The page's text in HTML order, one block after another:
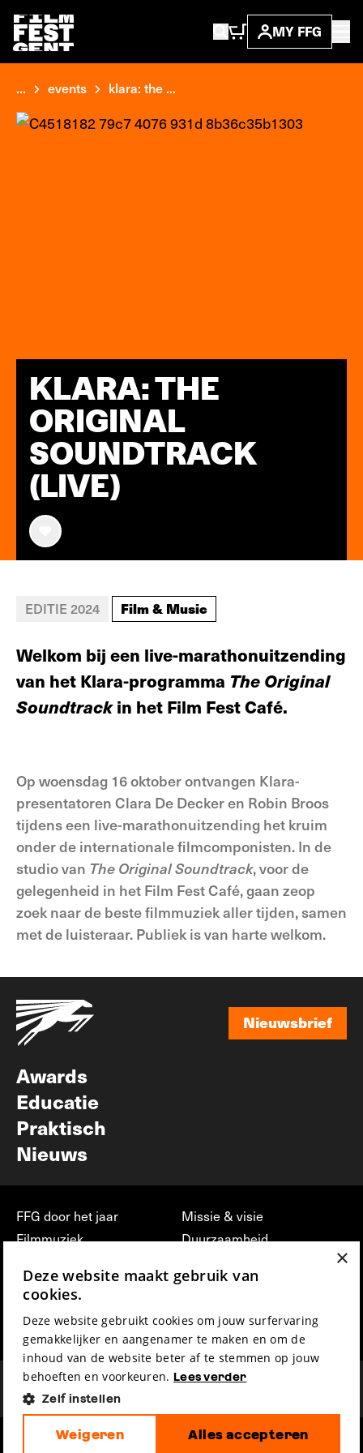
MY FFG
... events klara: the ...
KLARA: THE
ORIGINAL
SOUNDTRACK
(LIVE)
EDITIE 2024 Film & Music
Welkom bij een live-marathonuitzending
van het Klara-programma The Original
Soundtrackin het Film Fest Café.
Op woensdag 16 oktober ontvangen Klara-
presentatoren Clara De Decker en Robin Broos
tijdens een live-marathonuitzending het kruim
onder de internationale filmcomponisten. In de
studio van The Original Soundtrack, voor de
gelegenheid in het Film Fest Café, gaan zeop
zoek naar de beste filmmuziek aller tijden, samen
met de luisteraar. Publiek is van harte welkom.
Nieuwsbrief
Awards
Educatie
Praktisch
Nieuws
FFG door het jaar
Filmmuziek
Press & Industry
Film Fest Friends
Missie & visie
Duurzaamheid
vrijwilligerswerk bij FFG
Privacy & Disclaimer
×
Deze website maakt gebruik van
cookies.
Deze website gebruikt cookies om jouw surfervaring
gemakkelijker en aangenamer te maken en om de
inhoud van de website beter af te stemmen op jouw
behoeften en voorkeuren. Lees verder
Zelf instellen
Alles accepteren
Weigeren